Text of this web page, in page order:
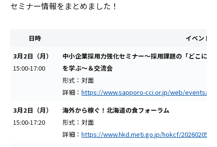
セミナー情報をまとめました！
日時
イベント
3月2日（月）
15:00-17:00
中小企業採用力強化セミナー～採用課題の「どこに
を学ぶ～＆交流会
形式：対面
詳細：https://www.sapporo-cci.or.jp/web/events/
3月2日（月）
15:00-17:20
海外から稼ぐ！北海道の食フォーラム
形式：対面
詳細：https://www.hkd.meti.go.jp/hokcf/20260205/